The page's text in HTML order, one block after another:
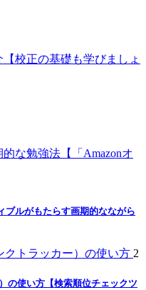
校正の基礎も学びましょ
ブルがもたらす画期的なながら
2
の使い方【検索順位チェックツ